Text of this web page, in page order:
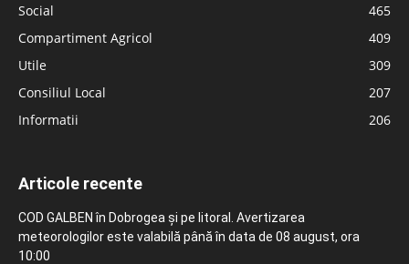
Social
465
Compartiment Agricol
409
Utile
309
Consiliul Local
207
Informatii
206
Articole recente
COD GALBEN în Dobrogea și pe litoral. Avertizarea
meteorologilor este valabilă până în data de 08 august, ora
10:00